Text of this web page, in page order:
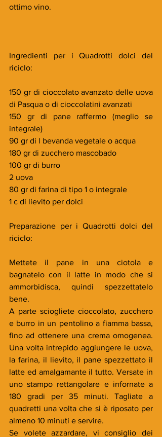
ottimo vino.
Ingredienti per i Quadrotti dolci del
riciclo:
150 gr di cioccolato avanzato delle uova
di Pasqua o di cioccolatini avanzati
150 gr di pane raffermo (meglio se
integrale)
90 gr di l bevanda vegetale o acqua
180 gr di zucchero mascobado
100 gr di burro
2 uova
80 gr di farina di tipo 1 o integrale
1 c di lievito per dolci
Preparazione per i Quadrotti dolci del
riciclo:
Mettete il pane in una ciotola e
bagnatelo con il latte in modo che si
ammorbidisca, quindi spezzettatelo
bene.
A parte sciogliete cioccolato, zucchero
e burro in un pentolino a fiamma bassa,
fino ad ottenere una crema omogenea.
Una volta intrepido aggiungere le uova,
la farina, il lievito, il pane spezzettato il
latte ed amalgamante il tutto. Versate in
uno stampo rettangolare e infornate a
180 gradi per 35 minuti. Tagliate a
quadretti una volta che si è riposato per
almeno 10 minuti e servire.
Se volete azzardare, vi consiglio dei